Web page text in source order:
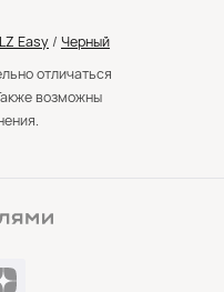
Easy / Черный
отличаться
возможны